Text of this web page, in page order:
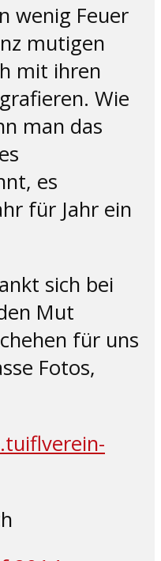
wenig Feuer
mutigen
mit ihren
Wie
man das
es
für Jahr ein
sich bei
Mut
für uns
Fotos,